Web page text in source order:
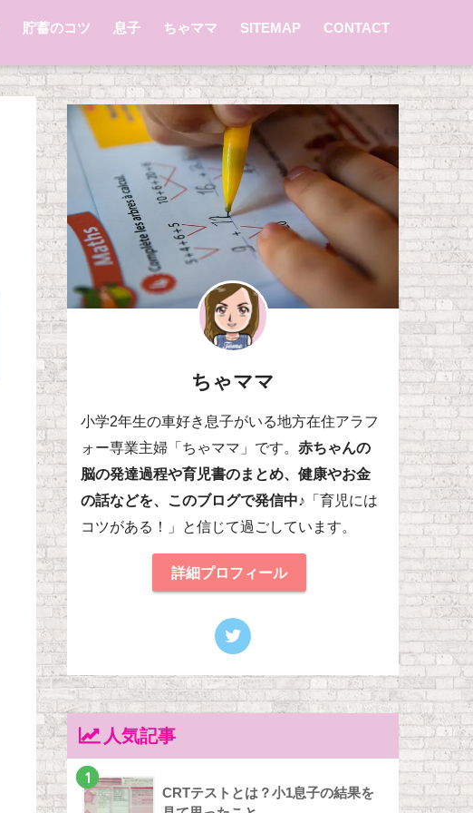
貯蓄のコツ 息子 ちゃママ SITEMAP CONTACT
ちゃママ
小学2年生の車好き息子がいる地方在住アラフ
ォー専業主婦「ちゃママ」です。赤ちゃんの
脳の発達過程や育児書のまとめ、健康やお金
の話などを、このブログで発信中♪ 「育児には
コツがある！」と信じて過ごしています。
詳細プロフィール
人気記事
1
CRTテストとは？小1息子の結果を